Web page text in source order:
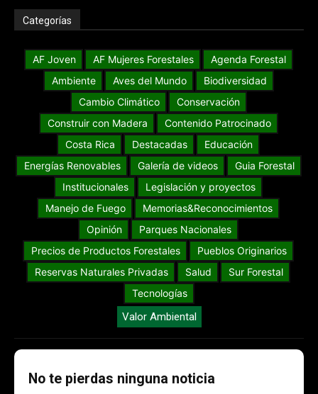
Categorías
AF Joven AF Mujeres Forestales
Agenda Forestal
Ambiente
Aves del Mundo
Biodiversidad
Cambio Climático
Conservación
Construir con Madera
Contenido Patrocinado
Costa Rica
Destacadas
Educación
Energías Renovables
Galería de videos
Guia Forestal
Institucionales
Legislación y proyectos
Manejo de Fuego
Memorias&Reconocimientos
Opinión
Parques Nacionales
Precios de Productos Forestales
Pueblos Originarios
Reservas Naturales Privadas
Salud
Sur Forestal
Tecnologías
Valor Ambiental
No te pierdas ninguna noticia